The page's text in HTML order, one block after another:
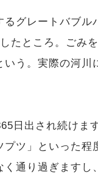
グレートバブル
たところ。ごみ
いう。実際の河
日出され続けま
プツ」といった
く通り過ぎます